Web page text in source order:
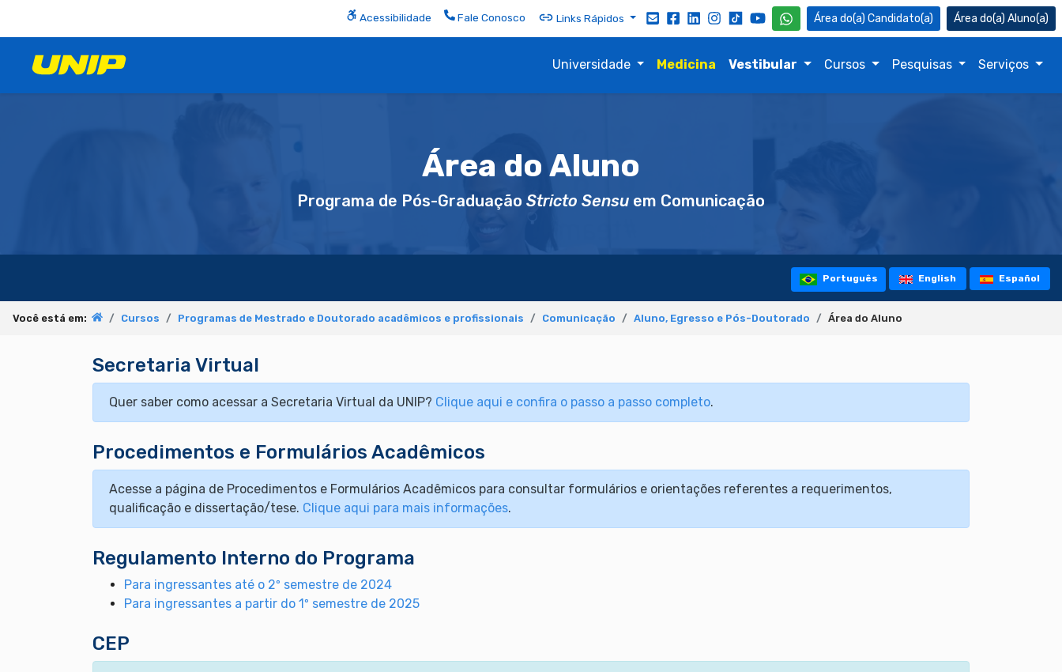
Acessibilidade Fale Conosco Links Rápidos Candidato(a) Aluno(a)
Universidade Medicina Vestibular Cursos Pesquisas Serviços
Área do Aluno
Programa de Pós-Graduação Stricto Sensu em Comunicação
Português English Español
Você está em: Cursos Programas de Mestrado e Doutorado acadêmicos e profissionais Comunicação Aluno, Egresso e Pós-Doutorado Área do Aluno
Secretaria Virtual
Quer saber como acessar a Secretaria Virtual da UNIP? Clique aqui e confira o passo a passo completo.
Procedimentos e Formulários Acadêmicos
Acesse a página de Procedimentos e Formulários Acadêmicos para consultar formulários e orientações referentes a requerimentos,
qualificação e dissertação/tese. Clique aqui para mais informações.
Regulamento Interno do Programa
Para ingressantes até o 2º semestre de 2024
Para ingressantes a partir do 1º semestre de 2025
CEP